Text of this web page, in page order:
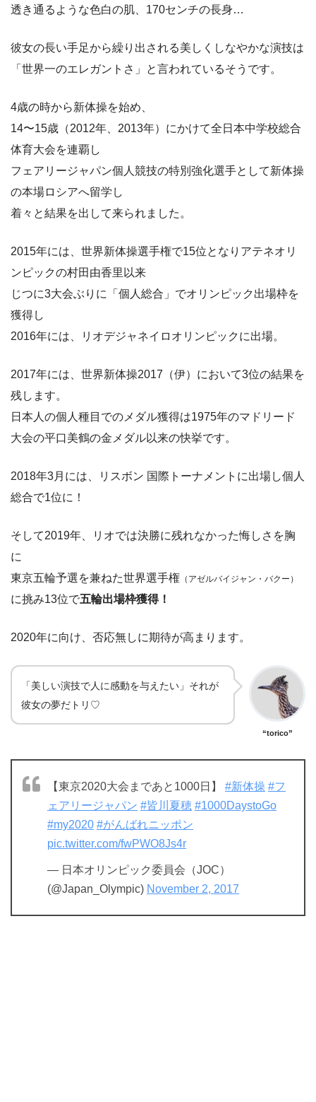
透き通るような色白の肌、170センチの長身…
彼女の長い手足から繰り出される美しくしなやかな演技は
「世界一のエレガントさ」と言われているそうです。
4歳の時から新体操を始め、
14〜15歳（2012年、2013年）にかけて全日本中学校総合
体育大会を連覇し
フェアリージャパン個人競技の特別強化選手として新体操
の本場ロシアへ留学し
着々と結果を出して来られました。
2015年には、世界新体操選手権で15位となりアテネオリ
ンピックの村田由香里以来
じつに3大会ぶりに「個人総合」でオリンピック出場枠を
獲得し
2016年には、リオデジャネイロオリンピックに出場。
2017年には、世界新体操2017（伊）において3位の結果を
残します。
日本人の個人種目でのメダル獲得は1975年のマドリード
大会の平口美鶴の金メダル以来の快挙です。
2018年3月には、リスボン 国際トーナメントに出場し個人
総合で1位に！
そして2019年、リオでは決勝に残れなかった悔しさを胸
に
東京五輪予選を兼ねた世界選手権 （アゼルバイジャン・バクー）
に挑み13位で五輪出場枠獲得！
2020年に向け、否応無しに期待が高まります。
「美しい演技で人に感動を与えたい」それが
彼女の夢だトリ♡
“torico”
【東京2020大会まであと1000日】 #新体操 #フ
ェアリージャパン #皆川夏穂 #1000DaystoGo
#my2020 #がんばれニッポン
pic.twitter.com/fwPWO8Js4r
— 日本オリンピック委員会（JOC）
(@Japan_Olympic) November 2, 2017